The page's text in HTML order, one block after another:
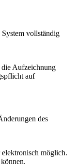
vollständig
die Aufzeichnung
auf
des
möglich.